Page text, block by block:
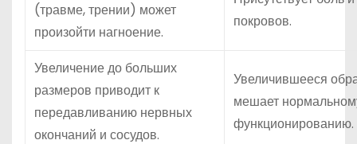
(травме, трении) может
произойти нагноение.
покровов.
Увеличение до больших
размеров приводит к
передавливанию нервных
окончаний и сосудов.
Увеличившееся
мешает
функционированию.